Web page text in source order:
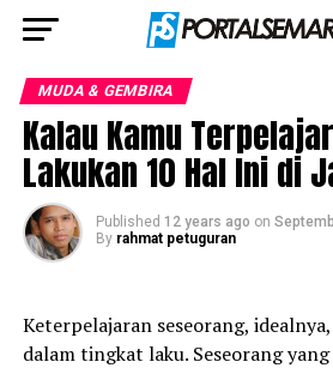
MUDA & GEMBIRA
Kalau Kamu
Lakukan 10 Hal Ini di
Published 12 years ago on
By rahmat petuguran
Keterpelajaran seseorang,
dalam tingkat laku. Seseorang